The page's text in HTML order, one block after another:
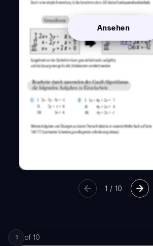
Ansehen
1 / 10
1 of 10